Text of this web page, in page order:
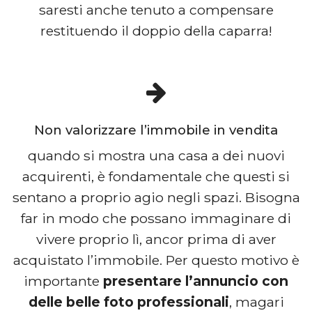
saresti anche tenuto a compensare
restituendo il doppio della caparra!
Non valorizzare l’immobile in vendita
quando si mostra una casa a dei nuovi
acquirenti, è fondamentale che questi si
sentano a proprio agio negli spazi. Bisogna
far in modo che possano immaginare di
vivere proprio lì, ancor prima di aver
acquistato l’immobile. Per questo motivo è
importante presentare l’annuncio con
delle belle foto professionali, magari